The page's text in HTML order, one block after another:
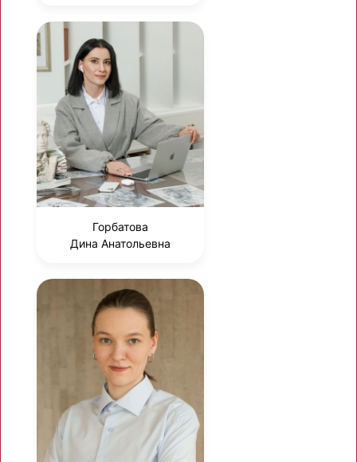
Горбатова
Дина Анатольевна